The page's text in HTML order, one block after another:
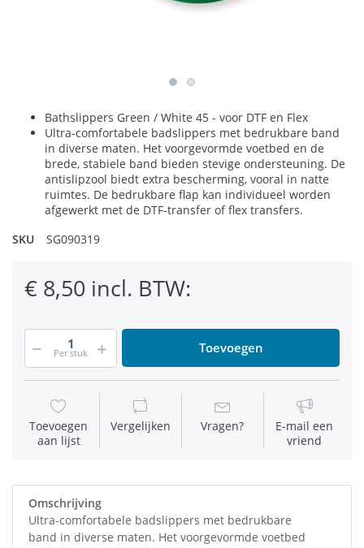
Bathslippers Green / White 45 - voor DTF en Flex
Ultra-comfortabele badslippers met bedrukbare band
in diverse maten. Het voorgevormde voetbed en de
brede, stabiele band bieden stevige ondersteuning. De
antislipzool biedt extra bescherming, vooral in natte
ruimtes. De bedrukbare flap kan individueel worden
afgewerkt met de DTF-transfer of flex transfers.
SKU
SG090319
€ 8,50 incl. BTW:
Per stuk Toevoegen
Toevoegen
aan lijst
Vergelijken Vragen?
E-mail een
vriend
Omschrijving
Ultra-comfortabele badslippers met bedrukbare
band in diverse maten. Het voorgevormde voetbed